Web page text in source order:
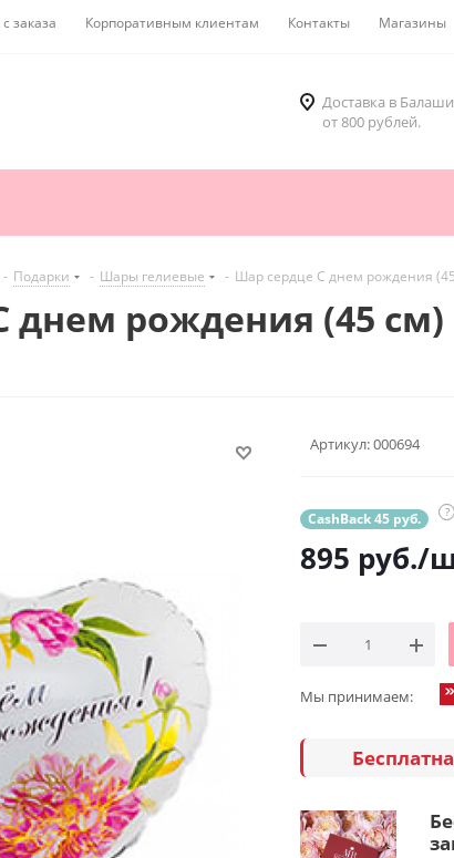
заказа Корпоративным клиентам Контакты Магазины
Доставка в
от 800 рублей.
- Подарки - Шары гелиевые - Шар сердце С днем рождения
днем рождения (45 см)
Артикул:000694
CashBack 45 руб. ?
895 руб./
Мы принимаем: